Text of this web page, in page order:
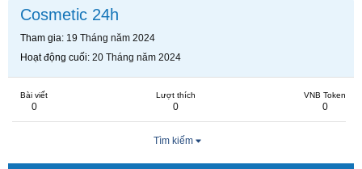
Cosmetic 24h
Tham gia 19 Tháng năm 2024
Hoạt động cuối 20 Tháng năm 2024
Bài viết
0
Lượt thích
0
VNB Token
0
Tìm kiếm